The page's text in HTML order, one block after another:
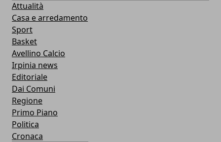
Attualità
Casa e arredamento
Sport
Basket
Avellino Calcio
Irpinia news
Editoriale
Dai Comuni
Regione
Primo Piano
Politica
Cronaca